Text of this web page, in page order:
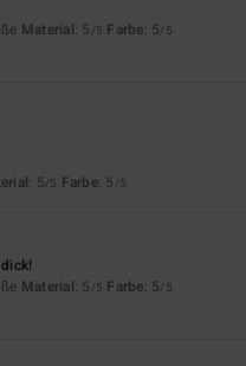
Material: 5 /5 Farbe: 5/5
: 5/5 Farbe: 5 /5
Material: 5 /5 Farbe: 5/5